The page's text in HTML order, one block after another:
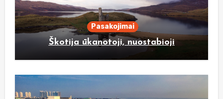
Pasakojimai
Škotija ūkanotoji, nuostabioji